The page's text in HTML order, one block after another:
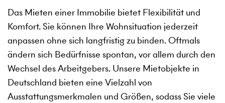
Das Mieten einer Immobilie bietet Flexibilität und
Komfort. Sie können Ihre Wohnsituation jederzeit
anpassen ohne sich langfristig zu binden. Oftmals
ändern sich Bedürfnisse spontan, vor allem durch den
Wechsel des Arbeitgebers. Unsere Mietobjekte in
Deutschland bieten eine Vielzahl von
Ausstattungsmerkmalen und Größen, sodass Sie viele